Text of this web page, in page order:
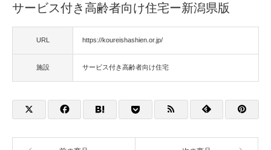
サービス付き高齢者向け住宅ー新潟県版
URL https://koureishashien.or.jp/
施設 サービス付き高齢者向け住宅
住宅改修